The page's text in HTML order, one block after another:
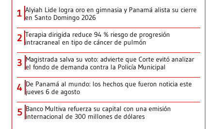
1 Alyiah Lide logra oro en gimnasia y Panamá alista su cierre
en Santo Domingo 2026
2 Terapia dirigida reduce 94 % riesgo de progresión
intracraneal en tipo de cáncer de pulmón
3 Magistrada salva su voto: advierte que Corte evitó analizar
el fondo de demanda contra la Policía Municipal
4 De Panamá al mundo: los hechos que fueron noticia este
jueves 6 de agosto
5 Banco Multiva refuerza su capital con una emisión
internacional de 300 millones de dólares